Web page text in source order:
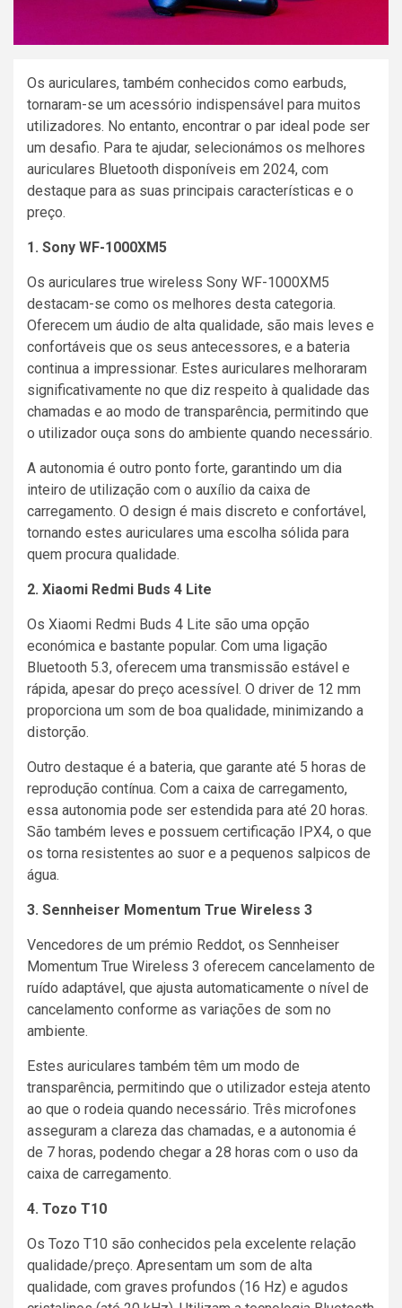
Os auriculares, também conhecidos como earbuds,
tornaram-se um acessório indispensável para muitos
utilizadores. No entanto, encontrar o par ideal pode ser
um desafio. Para te ajudar, selecionámos os melhores
auriculares Bluetooth disponíveis em 2024, com
destaque para as suas principais características e o
preço.
1. Sony WF-1000XM5
Os auriculares true wireless Sony WF-1000XM5
destacam-se como os melhores desta categoria.
Oferecem um áudio de alta qualidade, são mais leves e
confortáveis que os seus antecessores, e a bateria
continua a impressionar. Estes auriculares melhoraram
significativamente no que diz respeito à qualidade das
chamadas e ao modo de transparência, permitindo que
o utilizador ouça sons do ambiente quando necessário.
A autonomia é outro ponto forte, garantindo um dia
inteiro de utilização com o auxílio da caixa de
carregamento. O design é mais discreto e confortável,
tornando estes auriculares uma escolha sólida para
quem procura qualidade.
2. Xiaomi Redmi Buds 4 Lite
Os Xiaomi Redmi Buds 4 Lite são uma opção
económica e bastante popular. Com uma ligação
Bluetooth 5.3, oferecem uma transmissão estável e
rápida, apesar do preço acessível. O driver de 12 mm
proporciona um som de boa qualidade, minimizando a
distorção.
Outro destaque é a bateria, que garante até 5 horas de
reprodução contínua. Com a caixa de carregamento,
essa autonomia pode ser estendida para até 20 horas.
São também leves e possuem certificação IPX4, o que
os torna resistentes ao suor e a pequenos salpicos de
água.
3. Sennheiser Momentum True Wireless 3
Vencedores de um prémio Reddot, os Sennheiser
Momentum True Wireless 3 oferecem cancelamento de
ruído adaptável, que ajusta automaticamente o nível de
cancelamento conforme as variações de som no
ambiente.
Estes auriculares também têm um modo de
transparência, permitindo que o utilizador esteja atento
ao que o rodeia quando necessário. Três microfones
asseguram a clareza das chamadas, e a autonomia é
de 7 horas, podendo chegar a 28 horas com o uso da
caixa de carregamento.
4. Tozo T10
Os Tozo T10 são conhecidos pela excelente relação
qualidade/preço. Apresentam um som de alta
qualidade, com graves profundos (16 Hz) e agudos